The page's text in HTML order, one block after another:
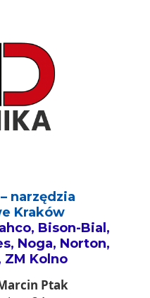
narzędzia
Kraków
Bison-Bial,
Noga, Norton,
ZM Kolno
Ptak